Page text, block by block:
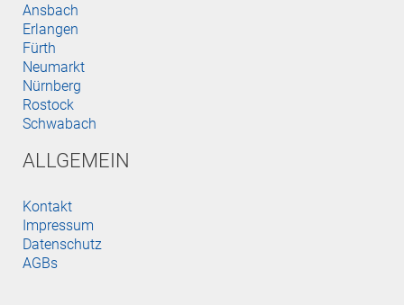
Ansbach
Erlangen
Fürth
Neumarkt
Nürnberg
Rostock
Schwabach
ALLGEMEIN
Kontakt
Impressum
Datenschutz
AGBs